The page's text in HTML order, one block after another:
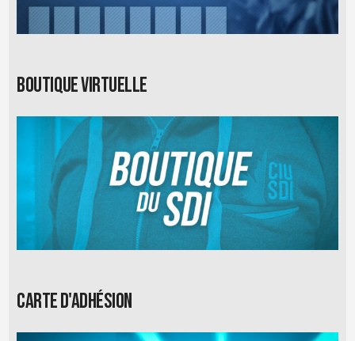
Boutique virtuelle
Carte d'adhésion